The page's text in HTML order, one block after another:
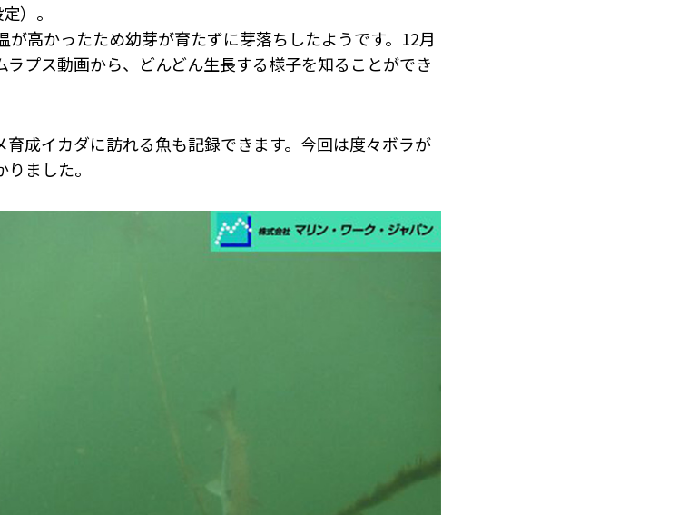
）。
高かったため幼芽が育たずに芽落ちしたようです。12月
プス動画から、どんどん生長する様子を知ることができ
成イカダに訪れる魚も記録できます。今回は度々ボラが
ました。